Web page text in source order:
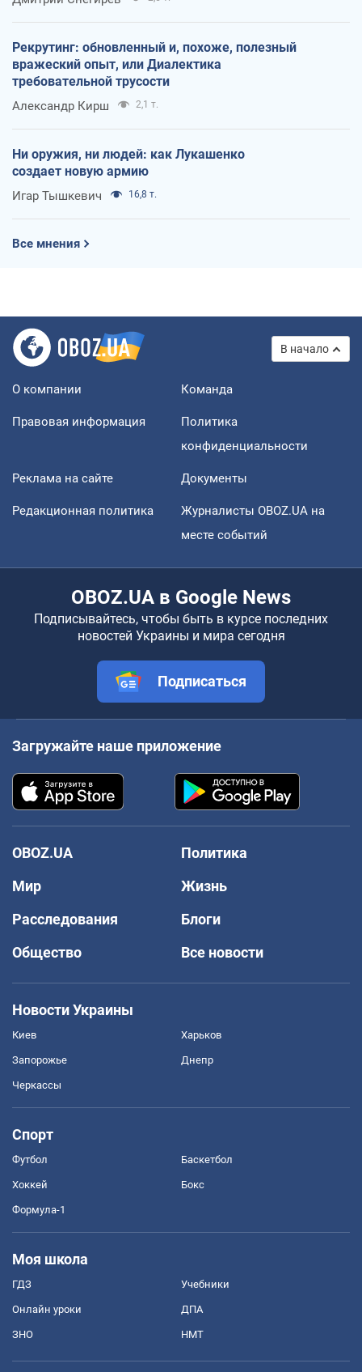
Рекрутинг: обновленный и, похоже, полезный
вражеский опыт, или Диалектика
требовательной трусости
Александр Кирш 2,1 т.
Ни оружия, ни людей: как Лукашенко
создает новую армию
Игар Тышкевич 16,8 т.
Все мнения
В начало
О компании Команда
Правовая информация
Политика
конфиденциальности
Реклама на сайте Документы
Редакционная политика
Журналисты OBOZ.UA на
месте событий
OBOZ.UA в Google News
Подписывайтесь, чтобы быть в курсе последних
новостей Украины и мира сегодня
Подписаться
Загружайте наше приложение
OBOZ.UA
Политика
Мир
Жизнь
Расследования
Блоги
Общество
Все новости
Новости Украины
Киев Харьков
Запорожье Днепр
Черкассы
Спорт
Футбол Баскетбол
Хоккей Бокс
Формула-1
Моя школа
ГДЗ Учебники
Онлайн уроки ДПА
ЗНО НМТ